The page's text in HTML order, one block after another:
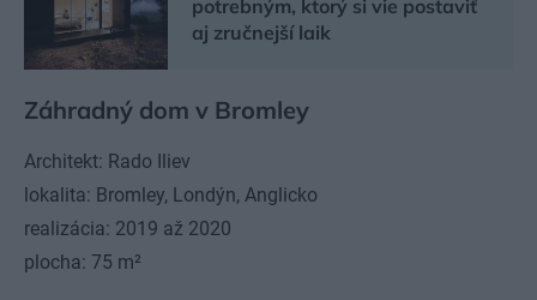
potrebným, ktorý si vie postaviť
aj zručnejší laik
Záhradný dom v Bromley
Architekt: Rado Iliev
lokalita: Bromley, Londýn, Anglicko
realizácia: 2019 až 2020
plocha: 75 m²